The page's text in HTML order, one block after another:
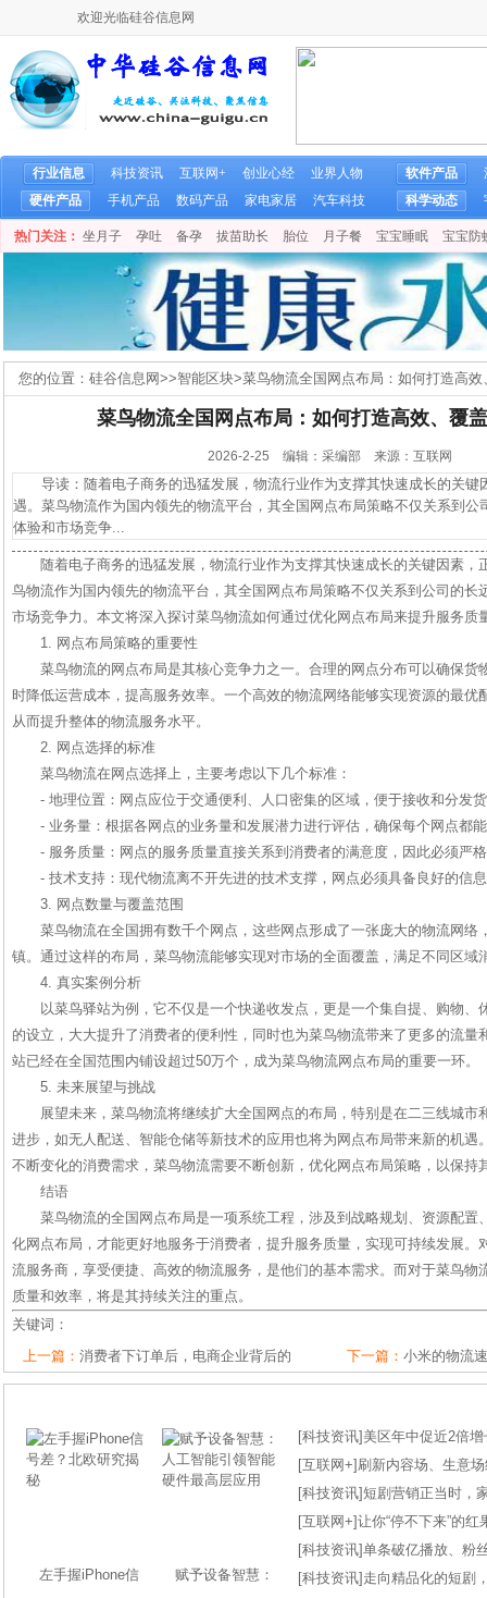
欢迎光临硅谷信息网
行业信息 科技资讯 互联网+ 创业心经
业界人物
硬件产品
手机产品 数码产品 家电家居 汽车科技
软件产品
科学动态
热门关注： 坐月子 孕吐 备孕 拔苗助长 胎位 月子餐 宝宝睡眠 宝宝防
您的位置： 硅谷信息网>>智能区块>菜鸟物流全国网点布局：如何打造高
菜鸟物流全国网点布局：如何打造高效、覆
2026-2-25 编辑：采编部 来源：互联网
导读：随着电子商务的迅猛发展，物流行业作为支撑其快速成长的关键
遇。菜鸟物流作为国内领先的物流平台，其全国网点布局策略不仅关系到
体验和市场竞争...
随着电子商务的迅猛发展，物流行业作为支撑其快速成长的关键因素，
鸟物流作为国内领先的物流平台，其全国网点布局策略不仅关系到公司的长
市场竞争力。本文将深入探讨菜鸟物流如何通过优化网点布局来提升服务质
1. 网点布局策略的重要性
菜鸟物流的网点布局是其核心竞争力之一。合理的网点分布可以确保货
时降低运营成本，提高服务效率。一个高效的物流网络能够实现资源的最优
从而提升整体的物流服务水平。
2. 网点选择的标准
菜鸟物流在网点选择上，主要考虑以下几个标准：
- 地理位置：网点应位于交通便利、人口密集的区域，便于接收和分发
- 业务量：根据各网点的业务量和发展潜力进行评估，确保每个网点都
- 服务质量：网点的服务质量直接关系到消费者的满意度，因此必须严
- 技术支持：现代物流离不开先进的技术支撑，网点必须具备良好的信
3. 网点数量与覆盖范围
菜鸟物流在全国拥有数千个网点，这些网点形成了一张庞大的物流网络
镇。通过这样的布局，菜鸟物流能够实现对市场的全面覆盖，满足不同区域
4. 真实案例分析
以菜鸟驿站为例，它不仅是一个快递收发点，更是一个集自提、购物、
的设立，大大提升了消费者的便利性，同时也为菜鸟物流带来了更多的流量
站已经在全国范围内铺设超过50万个，成为菜鸟物流网点布局的重要一环。
5. 未来展望与挑战
展望未来，菜鸟物流将继续扩大全国网点的布局，特别是在二三线城市
进步，如无人配送、智能仓储等新技术的应用也将为网点布局带来新的机遇
不断变化的消费需求，菜鸟物流需要不断创新，优化网点布局策略，以保持
结语
菜鸟物流的全国网点布局是一项系统工程，涉及到战略规划、资源配置
化网点布局，才能更好地服务于消费者，提升服务质量，实现可持续发展。
流服务商，享受便捷、高效的物流服务，是他们的基本需求。而对于菜鸟物
质量和效率，将是其持续关注的重点。
关键词：
上一篇： 消费者下订单后，电商企业背后的 下一篇： 小米的物流
左手握iPhone信 赋予设备智慧：
[科技资讯] 美区年中促近2倍
[互联网+] 刷新内容场、生意
[科技资讯]短剧营销正当时，
[互联网+]让你“停不下来”的
[科技资讯]单条破亿播放、粉
[科技资讯] 走向精品化的短剧